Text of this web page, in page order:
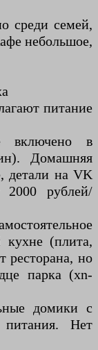
среди семей,
небольшое,
питание
включено в
Домашняя
детали на VK
рублей/
кухне (плита,
ресторана, но
парка (xn-
домики с
питания. Нет